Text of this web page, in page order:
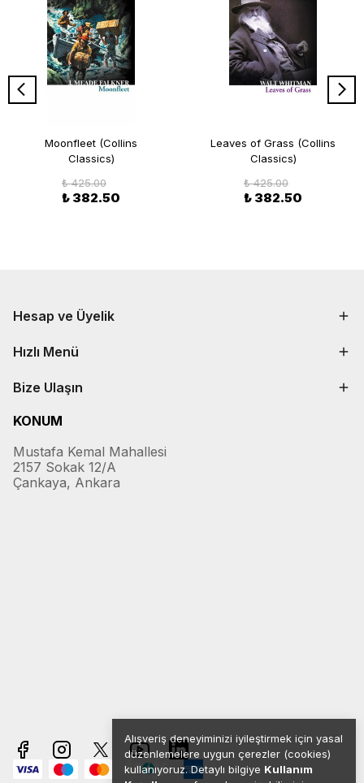
Alışveriş deneyiminizi iyileştirmek için yasal
düzenlemelere uygun çerezler (cookies)
kullanıyoruz. Detaylı bilgiye Kullanım
Moonfleet (Collins
Classics)
₺ 425.00
₺ 382.50
Leaves of Grass (Collins
Classics)
₺ 425.00
₺ 382.50
Hesap ve Üyelik
Hızlı Menü
Bize Ulaşın
KONUM
Mustafa Kemal Mahallesi
2157 Sokak 12/A
Çankaya, Ankara